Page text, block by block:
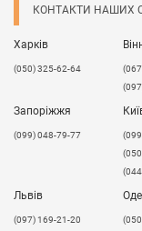
КОНТАКТИ НАШИХ
Харків
(050) 325-62-64
Запоріжжя
(099) 048-79-77
Львів
​(097) 169-21-20